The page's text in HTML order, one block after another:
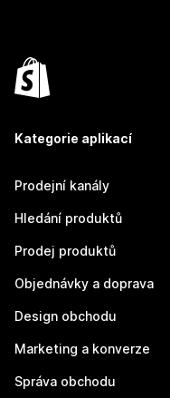
Kategorie aplikací
Prodejní kanály
Hledání produktů
Prodej produktů
Objednávky a doprava
Design obchodu
Marketing a konverze
Správa obchodu